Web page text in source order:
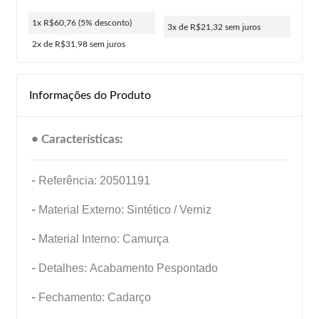
1x R$60,76 (5% desconto)
2x de R$31,98 sem juros
3x de R$21,32 sem juros
Informações do Produto
• Características:
- Referência: 20501191
- Material Externo: Sintético / Verniz
- Material Interno: Camurça
- Detalhes: Acabamento Pespontado
- Fechamento: Cadarço